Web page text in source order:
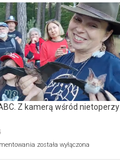
–
prawdziwy
skarb
natury
[wideo]
Z kamerą wśród nietoperzy
Ekologiczne
została wyłączona